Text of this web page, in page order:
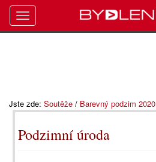
Jste zde: Soutěže / Barevný podzim 2020
Podzimní úroda
Toggle
navigation